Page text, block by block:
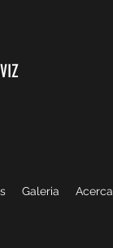
Galeria